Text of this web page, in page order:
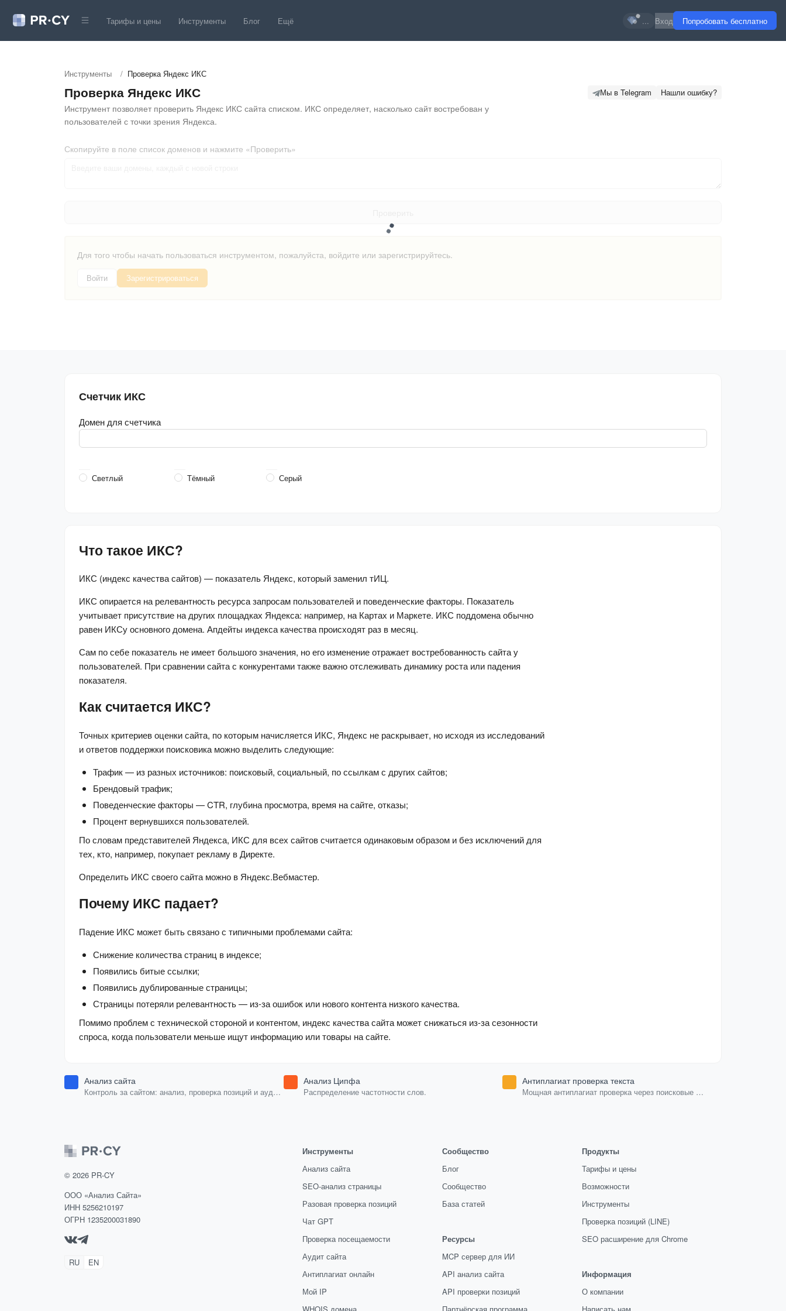
Тарифы и цены Инструменты Блог Ещё ... Вход Попробовать бесплатно
Инструменты / Проверка Яндекс ИКС
Проверка Яндекс ИКС Мы в Telegram Нашли ошибку?
Инструмент позволяет проверить Яндекс ИКС сайта списком. ИКС определяет, насколько сайт востребован у
пользователей с точки зрения Яндекса.
Скопируйте в поле список доменов и нажмите «Проверить»
Для того чтобы начать пользоваться инструментом, пожалуйста, войдите или зарегистрируйтесь.
Войти Зарегистрироваться
Счетчик ИКС
Домен для счетчика
Светлый Тёмный Серый
Что такое ИКС?
ИКС (индекс качества сайтов) — показатель Яндекс, который заменил тИЦ.
ИКС опирается на релевантность ресурса запросам пользователей и поведенческие факторы. Показатель
учитывает присутствие на других площадках Яндекса: например, на Картах и Маркете. ИКС поддомена обычно
равен ИКСу основного домена. Апдейты индекса качества происходят раз в месяц.
Сам по себе показатель не имеет большого значения, но его изменение отражает востребованность сайта у
пользователей. При сравнении сайта с конкурентами также важно отслеживать динамику роста или падения
показателя.
Как считается ИКС?
Точных критериев оценки сайта, по которым начисляется ИКС, Яндекс не раскрывает, но исходя из исследований
и ответов поддержки поисковика можно выделить следующие:
Трафик — из разных источников: поисковый, социальный, по ссылкам с других сайтов;
Брендовый трафик;
Поведенческие факторы — CTR, глубина просмотра, время на сайте, отказы;
Процент вернувшихся пользователей.
По словам представителей Яндекса, ИКС для всех сайтов считается одинаковым образом и без исключений для
тех, кто, например, покупает рекламу в Директе.
Определить ИКС своего сайта можно в Яндекс.Вебмастер.
Почему ИКС падает?
Падение ИКС может быть связано с типичными проблемами сайта:
Снижение количества страниц в индексе;
Появились битые ссылки;
Появились дублированные страницы;
Страницы потеряли релевантность — из-за ошибок или нового контента низкого качества.
Помимо проблем с технической стороной и контентом, индекс качества сайта может снижаться из-за сезонности
спроса, когда пользователи меньше ищут информацию или товары на сайте.
Анализ сайта
Контроль за сайтом: анализ, проверка позиций и аудит
Анализ Ципфа
Распределение частотности слов.
Антиплагиат проверка текста
Мощная антиплагиат проверка через поисковые
© 2026 PR-CY
ООО «Анализ Сайта»
ИНН 5256210197
ОГРН 1235200031890
RU EN
Инструменты
Анализ сайта
SEO-анализ страницы
Разовая проверка позиций
Чат GPT
Проверка посещаемости
Аудит сайта
Антиплагиат онлайн
Мой IP
WHOIS домена
Сообщество
Блог
Сообщество
База статей
Ресурсы
MCP сервер для ИИ
API анализ сайта
API проверки позиций
Партнёрская программа
Продукты
Тарифы и цены
Возможности
Инструменты
Проверка позиций (LINE)
SEO расширение для Chrome
Информация
О компании
Написать нам